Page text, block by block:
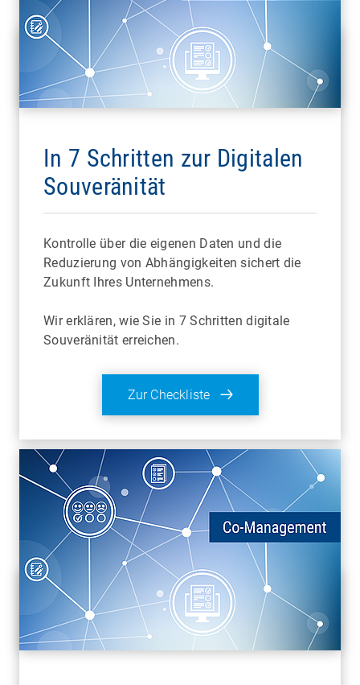
In 7 Schritten zur Digitalen
Souveränität
Kontrolle über die eigenen Daten und die
Reduzierung von Abhängigkeiten sichert die
Zukunft Ihres Unternehmens.
Wir erklären, wie Sie in 7 Schritten digitale
Souveränität erreichen.
Zur Checkliste